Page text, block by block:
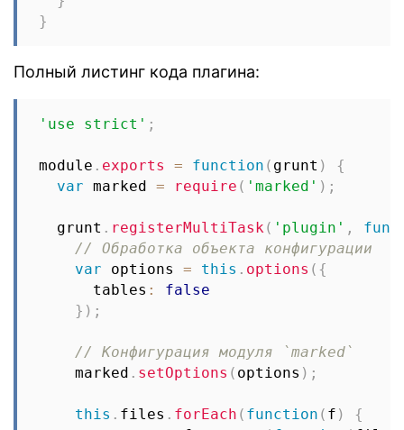
}
Полный листинг кода плагина:
'use strict' ;
module . exports = function ( grunt )
{
var marked = require ( 'marked' ) ;
  grunt
. registerMultiTask( 'plugin' ,
// Обработка объекта конфигурации
var options = this . options ( {
      tables
:
false
} ) ;
// Конфигурация модуля `marked`
    marked
. setOptions ( options ) ;
this . files . forEach ( function ( f )
{